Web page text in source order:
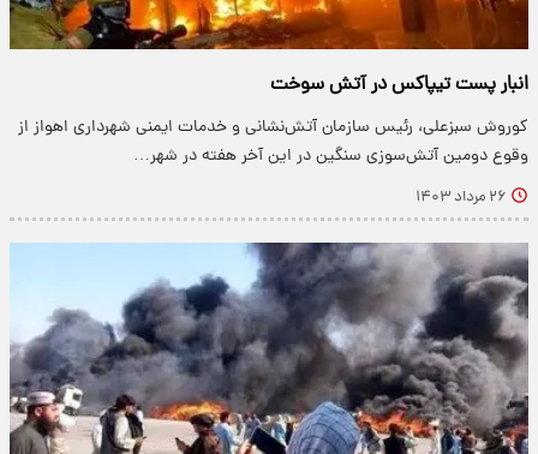
انبار پست تیپاکس در آتش سوخت
کوروش سبزعلی، رئیس سازمان آتش‌نشانی و خدمات ایمنی شهرداری اهواز از
وقوع دومین آتش‌سوزی سنگین در این آخر هفته در شهر…
۲۶ مرداد ۱۴۰۳